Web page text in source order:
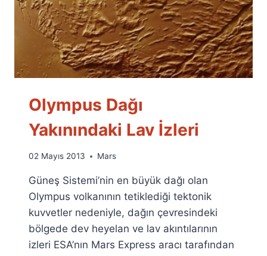
Olympus Dağı
Yakınındaki Lav İzleri
By
Fuat
Özyar
02 Mayıs 2013 Mars
Güneş Sistemi’nin en büyük dağı olan
Olympus volkanının tetiklediği tektonik
kuvvetler nedeniyle, dağın çevresindeki
bölgede dev heyelan ve lav akıntılarının
izleri ESA’nın Mars Express aracı tarafından